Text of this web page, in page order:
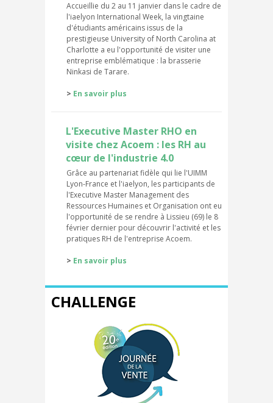
Accueillie du 2 au 11 janvier dans le cadre de
l'iaelyon International Week, la vingtaine
d'étudiants américains issus de la
prestigieuse University of North Carolina at
Charlotte a eu l'opportunité de visiter une
entreprise emblématique : la brasserie
Ninkasi de Tarare.
> En savoir plus
L'Executive Master RHO en
visite chez Acoem : les RH au
cœur de l'industrie 4.0
Grâce au partenariat fidèle qui lie l'UIMM
Lyon-France et l'iaelyon, les participants de
l'Executive Master Management des
Ressources Humaines et Organisation ont eu
l'opportunité de se rendre à Lissieu (69) le 8
février dernier pour découvrir l'activité et les
pratiques RH de l'entreprise Acoem.
> En savoir plus
CHALLENGE